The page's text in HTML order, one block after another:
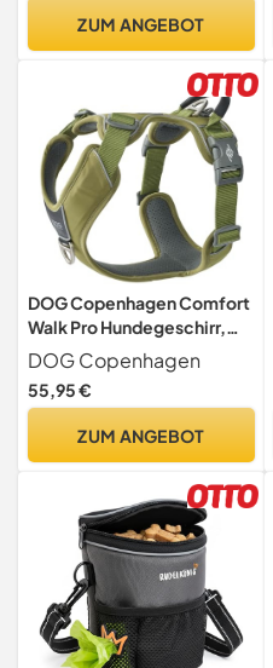
ZUM ANGEBOT
DOG Copenhagen Comfort
Walk Pro Hundegeschirr,
Hunting Green, M
DOG Copenhagen
55,95 €
ZUM ANGEBOT